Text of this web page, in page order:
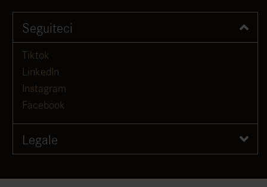
Seguiteci
Tiktok
LinkedIn
Instagram
Facebook
Legale